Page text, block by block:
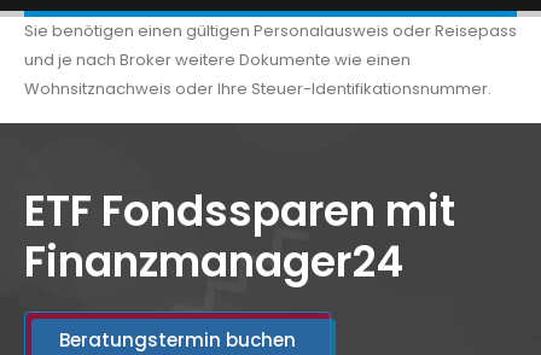
Sie benötigen einen gültigen Personalausweis oder Reisepass
und je nach Broker weitere Dokumente wie einen
Wohnsitznachweis oder Ihre Steuer-Identifikationsnummer.
ETF Fondssparen mit
Finanzmanager24
Beratungstermin buchen